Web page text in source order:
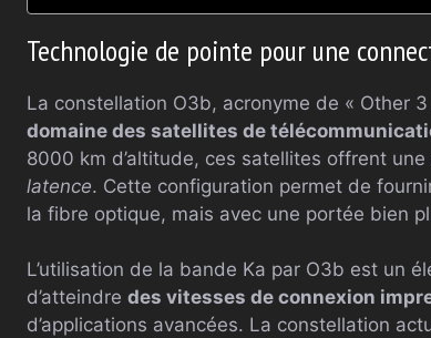
Technologie de pointe pour une
La constellation O3b, acronyme de « Other
domaine des satellites de
8000 km d’altitude, ces satellites offrent
latence. Cette configuration permet de
la fibre optique, mais avec une portée bien
L’utilisation de la bande Ka par O3b est un
d’atteindre des vitesses de connexion
d’applications avancées. La constellation